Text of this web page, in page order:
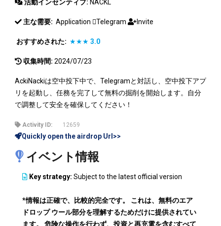
活動インセンティブ: NACKL
主な需要: Application Telegram Invite
おすすめされた: ★★★ 3.0
収集時間: 2024/07/23
AckiNackiは空中投下中で、Telegramと対話し、空中投下アプ
リを起動し、任務を完了して無料の掘削を開始します。自分
で調整して安全を確保してください！
Activity ID: 12659
Quickly open the airdrop Url>>
イベント情報
Key strategy: Subject to the latest official version
*情報は正確で、比較的完全です。 これは、無料のエア
ドロップ ウール部分を理解するためだけに提供されてい
ます。 危険な操作を行わず、投資と再充電を含むすべて